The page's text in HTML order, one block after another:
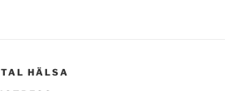
o
l
HÄLSA